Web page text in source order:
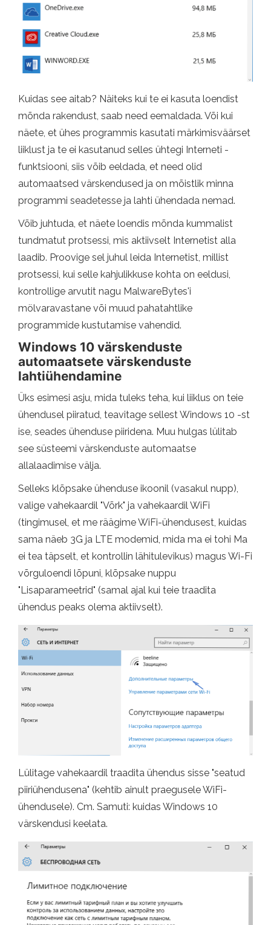
Kuidas see aitab? Näiteks kui te ei kasuta loendist
mõnda rakendust, saab need eemaldada. Või kui
näete, et ühes programmis kasutati märkimisväärset
liiklust ja te ei kasutanud selles ühtegi Interneti -
funktsiooni, siis võib eeldada, et need olid
automaatsed värskendused ja on mõistlik minna
programmi seadetesse ja lahti ühendada nemad.
Võib juhtuda, et näete loendis mõnda kummalist
tundmatut protsessi, mis aktiivselt Internetist alla
laadib. Proovige sel juhul leida Internetist, millist
protsessi, kui selle kahjulikkuse kohta on eeldusi,
kontrollige arvutit nagu MalwareBytes'i
mölvaravastane või muud pahatahtlike
programmide kustutamise vahendid.
Windows 10 värskenduste
automaatsete värskenduste
lahtiühendamine
Üks esimesi asju, mida tuleks teha, kui liiklus on teie
ühendusel piiratud, teavitage sellest Windows 10 -st
ise, seades ühenduse piiridena. Muu hulgas lülitab
see süsteemi värskenduste automaatse
allalaadimise välja.
Selleks klõpsake ühenduse ikoonil (vasakul nupp),
valige vahekaardil "Võrk" ja vahekaardil WiFi
(tingimusel, et me räägime WiFi-ühendusest, kuidas
sama näeb 3G ja LTE modemid, mida ma ei tohi Ma
ei tea täpselt, et kontrollin lähitulevikus) magus Wi-Fi
võrguloendi lõpuni, klõpsake nuppu
"Lisaparameetrid" (samal ajal kui teie traadita
ühendus peaks olema aktiivselt).
Lülitage vahekaardil traadita ühendus sisse "seatud
piiriühendusena" (kehtib ainult praegusele WiFi-
ühendusele). Cm. Samuti: kuidas Windows 10
värskendusi keelata.